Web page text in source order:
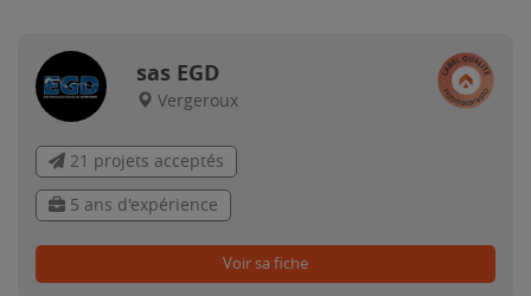
sas EGD
Vergeroux
21 projets acceptés
5 ans d'expérience
Voir sa fiche